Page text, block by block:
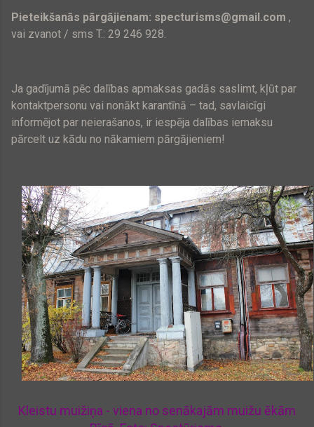
Pieteikšanās pārgājienam: specturisms@gmail.com ,
vai zvanot / sms T.: 29 246 928.
Ja gadījumā pēc dalības apmaksas gadās saslimt, kļūt par
kontaktpersonu vai nonākt karantīnā – tad, savlaicīgi
informējot par neierašanos, ir iespēja dalības iemaksu
pārcelt uz kādu no nākamiem pārgājieniem!
Kleistu muižiņa - viena no senākajām muižu ēkām